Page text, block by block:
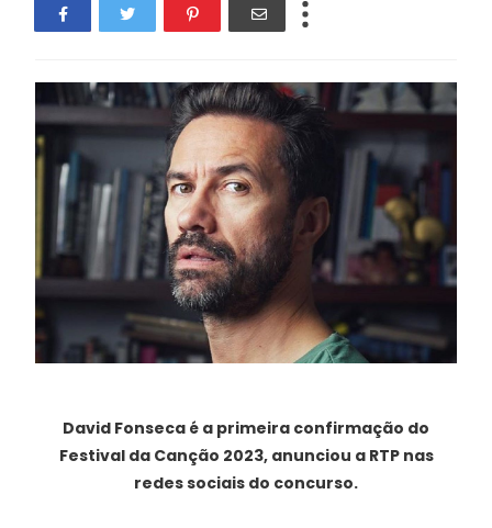
David Fonseca é a primeira confirmação do
Festival da Canção 2023, anunciou a RTP nas
redes sociais do concurso.